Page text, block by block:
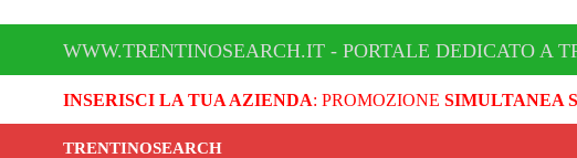
WWW.TRENTINOSEARCH.IT - PORTALE DEDICATO A
INSERISCI LA TUA AZIENDA: PROMOZIONE SIMULTANEA
TRENTINOSEARCH